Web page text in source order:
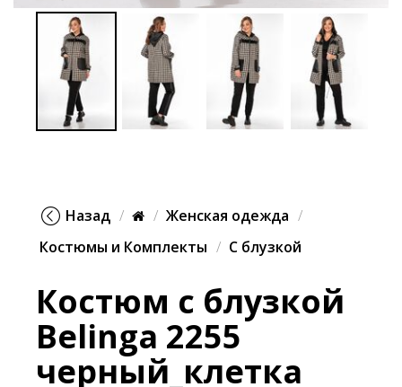
Назад
Женская одежда
Костюмы и Комплекты
С блузкой
Костюм с блузкой
Belinga 2255
черный_клетка